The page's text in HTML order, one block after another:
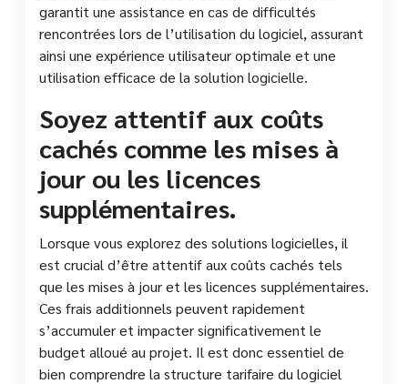
garantit une assistance en cas de difficultés
rencontrées lors de l’utilisation du logiciel, assurant
ainsi une expérience utilisateur optimale et une
utilisation efficace de la solution logicielle.
Soyez attentif aux coûts
cachés comme les mises à
jour ou les licences
supplémentaires.
Lorsque vous explorez des solutions logicielles, il
est crucial d’être attentif aux coûts cachés tels
que les mises à jour et les licences supplémentaires.
Ces frais additionnels peuvent rapidement
s’accumuler et impacter significativement le
budget alloué au projet. Il est donc essentiel de
bien comprendre la structure tarifaire du logiciel